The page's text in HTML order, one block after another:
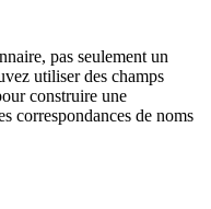
pas seulement un
utiliser des champs
construire une
correspondances de noms